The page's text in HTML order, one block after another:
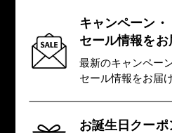
キャンペーン・
セール情報をお
最新のキャンペー
セール情報をお届
お誕生日クーポ